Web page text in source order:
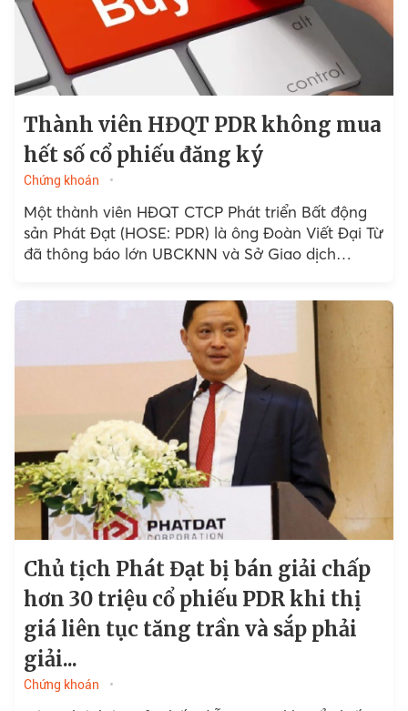
Thành viên HĐQT PDR không mua
hết số cổ phiếu đăng ký
Chứng khoán
Một thành viên HĐQT CTCP Phát triển Bất động
sản Phát Đạt (HOSE: PDR) là ông Đoàn Viết Đại Từ
đã thông báo lớn UBCKNN và Sở Giao dịch
Chủ tịch Phát Đạt bị bán giải chấp
hơn 30 triệu cổ phiếu PDR khi thị
giá liên tục tăng trần và sắp phải
giải...
Chứng khoán